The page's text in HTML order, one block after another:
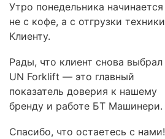
Утро понедельника начинается
не с кофе, а с отгрузки техники
Клиенту.
Рады, что клиент снова выбрал
UN Forklift — это главный
показатель доверия к нашему
бренду и работе БТ Машинери.
Спасибо, что остаетесь с нами!